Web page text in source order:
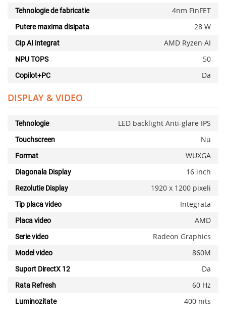
Tehnologie de fabricatie 4nm FinFET
Putere maxima disipata 28 W
Cip AI integrat AMD Ryzen AI
NPU TOPS 50
Copilot+PC Da
DISPLAY & VIDEO
Tehnologie LED backlight Anti-glare IPS
Touchscreen Nu
Format WUXGA
Diagonala Display 16 inch
Rezolutie Display 1920 x 1200 pixeli
Tip placa video Integrata
Placa video AMD
Serie video Radeon Graphics
Model video 860M
Suport DirectX 12 Da
Rata Refresh 60 Hz
Luminozitate 400 nits